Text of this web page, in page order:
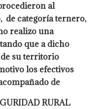
al
de categoría ternero,
realizo una
que a dicho
su territorio
los efectivos
de
RURAL